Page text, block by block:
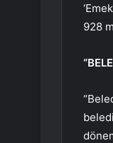
928